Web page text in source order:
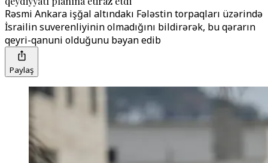
Rəsmi Ankara işğal altındakı Fələstin torpaqları üzərində
İsrailin suverenliyinin olmadığını bildirərək, bu qərarın
qeyri-qanuni olduğunu bəyan edib
Paylaş